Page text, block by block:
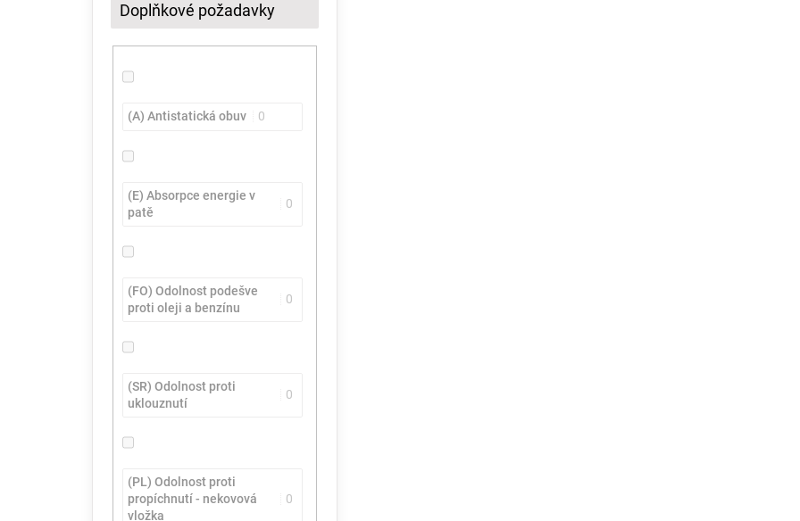
Doplňkové požadavky
(A) Antistatická obuv 0
(E) Absorpce energie v
patě
0
(FO) Odolnost podešve
proti oleji a benzínu
0
(SR) Odolnost proti
uklouznutí
0
(PL) Odolnost proti
propíchnutí - nekovová
vložka
0